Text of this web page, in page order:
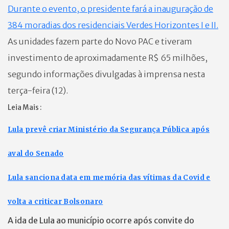
Durante o evento, o presidente fará a inauguração de
384 moradias dos residenciais Verdes Horizontes I e II.
As unidades fazem parte do Novo PAC e tiveram
investimento de aproximadamente R$ 65 milhões,
segundo informações divulgadas à imprensa nesta
terça-feira (12).
Leia Mais :
Lula prevê criar Ministério da Segurança Pública após
aval do Senado
Lula sanciona data em memória das vítimas da Covid e
volta a criticar Bolsonaro
A ida de Lula ao município ocorre após convite do